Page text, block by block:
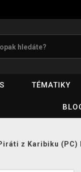
TÉMATIKY
z Karibiku (PC)